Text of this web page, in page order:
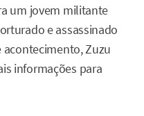
um jovem militante
e assassinado
Zuzu
informações para